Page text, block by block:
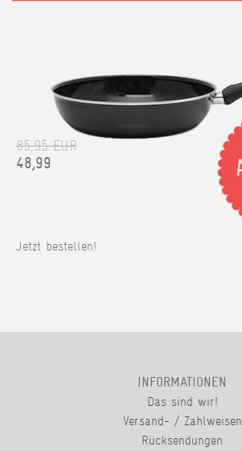
85,95 EUR
48,99
Jetzt bestellen!
INFORMATIONEN
Das sind wir!
Versand- / Zahlweisen
Rücksendungen